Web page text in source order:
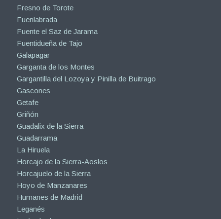
Fresno de Torote
Fuenlabrada
Fuente el Saz de Jarama
Fuentidueña de Tajo
Galapagar
Garganta de los Montes
Gargantilla del Lozoya y Pinilla de Buitrago
Gascones
Getafe
Griñón
Guadalix de la Sierra
Guadarrama
La Hiruela
Horcajo de la Sierra-Aoslos
Horcajuelo de la Sierra
Hoyo de Manzanares
Humanes de Madrid
Leganés